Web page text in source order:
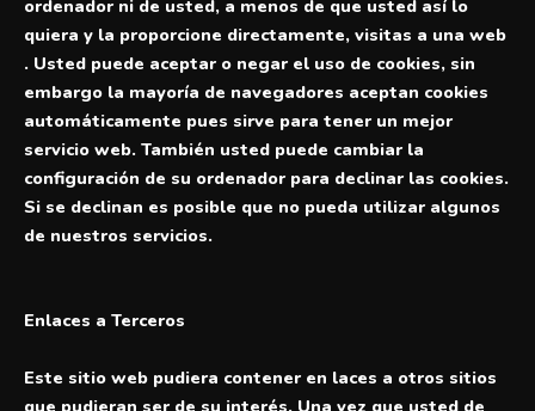
ordenador ni de usted, a menos de que usted así lo
quiera y la proporcione directamente, visitas a una web
. Usted puede aceptar o negar el uso de cookies, sin
embargo la mayoría de navegadores aceptan cookies
automáticamente pues sirve para tener un mejor
servicio web. También usted puede cambiar la
configuración de su ordenador para declinar las cookies.
Si se declinan es posible que no pueda utilizar algunos
de nuestros servicios.
Enlaces a Terceros
Este sitio web pudiera contener en laces a otros sitios
que pudieran ser de su interés. Una vez que usted de